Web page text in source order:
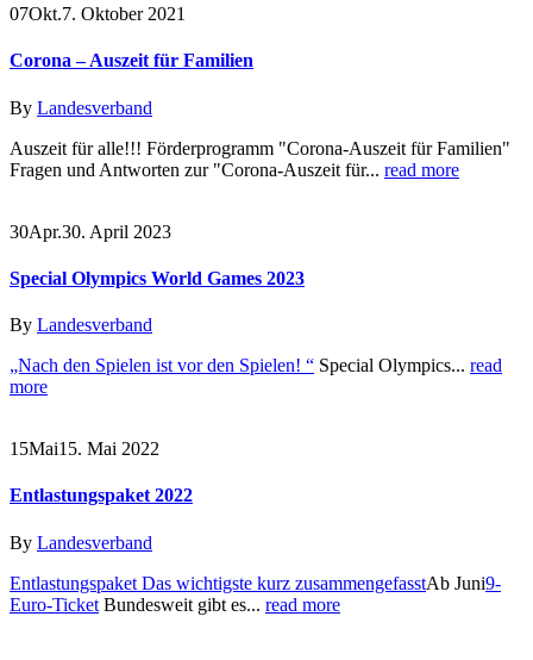
07Okt.7. Oktober 2021
Corona – Auszeit für Familien
By Landesverband
Auszeit für alle!!! Förderprogramm "Corona-Auszeit für Familien"
Fragen und Antworten zur "Corona-Auszeit für... read more
30Apr.30. April 2023
Special Olympics World Games 2023
By Landesverband
„Nach den Spielen ist vor den Spielen! “ Special Olympics... read
more
15Mai15. Mai 2022
Entlastungspaket 2022
By Landesverband
Entlastungspaket Das wichtigste kurz zusammengefasstAb Juni9-
Euro-Ticket Bundesweit gibt es... read more